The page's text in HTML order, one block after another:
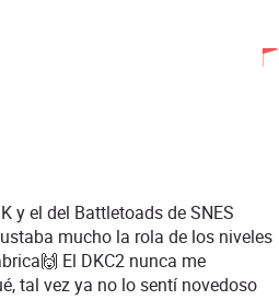
y el del Battletoads de SNES
mucho la rola de los niveles
El DKC2 nunca me
tal vez ya no lo sentí novedoso